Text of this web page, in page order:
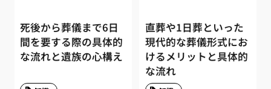
死後から葬儀まで6日
間を要する際の具体的
な流れと遺族の心構え
直葬や1日葬といった
現代的な葬儀形式にお
けるメリットと具体的
な流れ